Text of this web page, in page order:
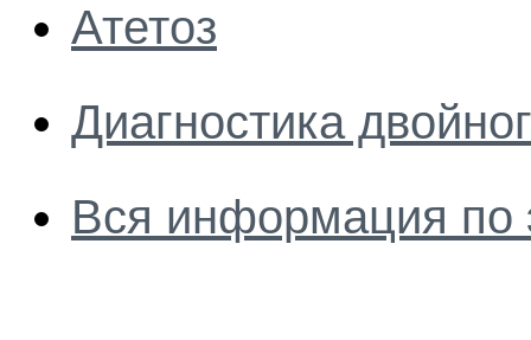
Атетоз
Диагностика
Вся информация по